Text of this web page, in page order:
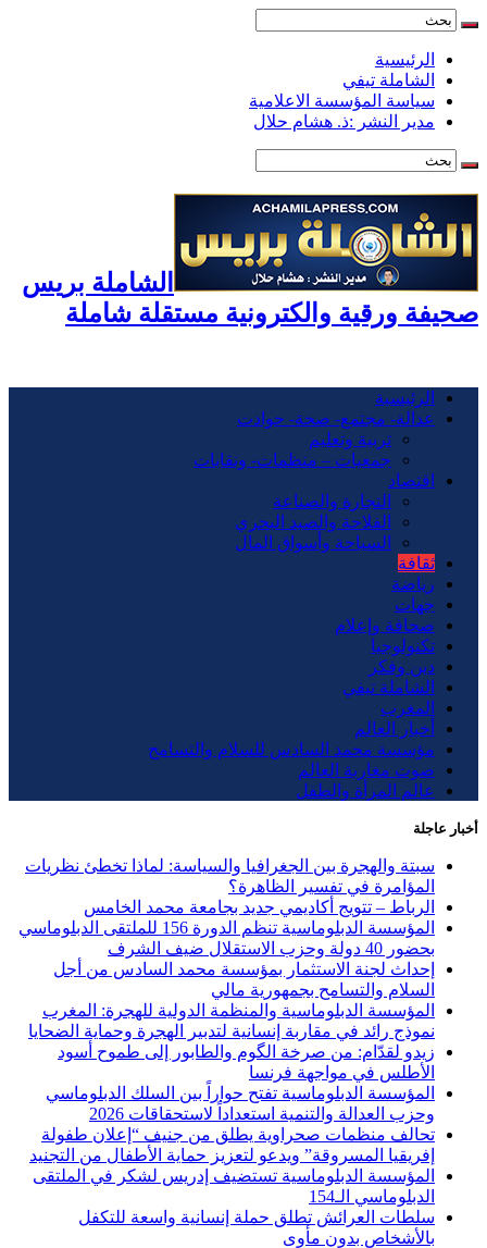
الرئيسية
الشاملة تيفي
سياسة المؤسسة الاعلامية
مدير النشر :ذ. هشام حلال
الشاملة بريس
صحيفة ورقية والكترونية مستقلة شاملة
الرئيسية
عدالة- مجتمع- صحة- حوادت
تربية وتعليم
جمعيات – منظمات- ونقابات
اقتصاد
التجارة والصناعة
الفلاحة والصيد البحري
السياحة وأسواق المال
ثقافة
رياضة
جهات
صحافة وإعلام
تكنولوجيا
دين وفكر
الشاملة تيفي
المغرب
أخبار العالم
مؤسسة محمد السادس للسلام والتسامح
صوت مغاربة العالم
عالم المرأة والطفل
أخبار عاجلة
سبتة والهجرة بين الجغرافيا والسياسة: لماذا تخطئ نظريات
المؤامرة في تفسير الظاهرة؟
الرباط – تتويج أكاديمي جديد بجامعة محمد الخامس
المؤسسة الدبلوماسية تنظم الدورة 156 للملتقى الدبلوماسي
بحضور 40 دولة وحزب الاستقلال ضيف الشرف
إحداث لجنة الاستثمار بمؤسسة محمد السادس من أجل
السلام والتسامح بجمهورية مالي
المؤسسة الدبلوماسية والمنظمة الدولية للهجرة: المغرب
نموذج رائد في مقاربة إنسانية لتدبير الهجرة وحماية الضحايا
زيدو لقدّام: من صرخة الگوم والطابور إلى طموح أسود
الأطلس في مواجهة فرنسا
المؤسسة الدبلوماسية تفتح حواراً بين السلك الدبلوماسي
وحزب العدالة والتنمية استعداداً لاستحقاقات 2026
تحالف منظمات صحراوية يطلق من جنيف “إعلان طفولة
إفريقيا المسروقة” ويدعو لتعزيز حماية الأطفال من التجنيد
المؤسسة الدبلوماسية تستضيف إدريس لشكر في الملتقى
الدبلوماسي الـ154
سلطات العرائش تطلق حملة إنسانية واسعة للتكفل
بالأشخاص بدون مأوى